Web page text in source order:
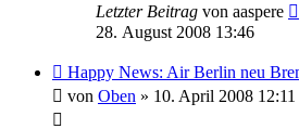
Letzter Beitrag von aaspere
28. August 2008 13:46
Happy News: Air Berlin neu
von Oben » 10. April 2008 12:11